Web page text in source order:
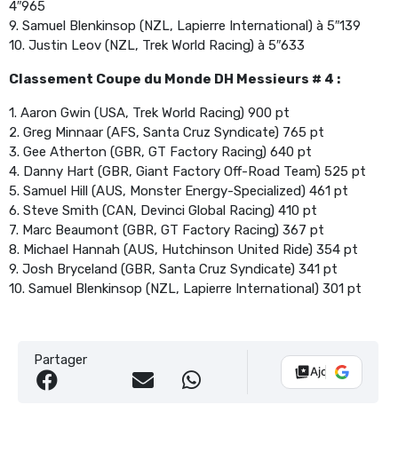
4″965
9. Samuel Blenkinsop (NZL, Lapierre International) à 5″139
10. Justin Leov (NZL, Trek World Racing) à 5″633
Classement Coupe du Monde DH Messieurs # 4 :
1. Aaron Gwin (USA, Trek World Racing) 900 pt
2. Greg Minnaar (AFS, Santa Cruz Syndicate) 765 pt
3. Gee Atherton (GBR, GT Factory Racing) 640 pt
4. Danny Hart (GBR, Giant Factory Off-Road Team) 525 pt
5. Samuel Hill (AUS, Monster Energy-Specialized) 461 pt
6. Steve Smith (CAN, Devinci Global Racing) 410 pt
7. Marc Beaumont (GBR, GT Factory Racing) 367 pt
8. Michael Hannah (AUS, Hutchinson United Ride) 354 pt
9. Josh Bryceland (GBR, Santa Cruz Syndicate) 341 pt
10. Samuel Blenkinsop (NZL, Lapierre International) 301 pt
Partager
Ajouter Vélo